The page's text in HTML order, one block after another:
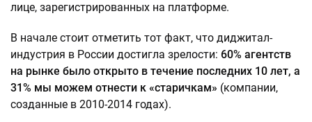
лице, зарегистрированных на платформе.
В начале стоит отметить тот факт, что диджитал-
индустрия в России достигла зрелости: 60% агентств
на рынке было открыто в течение последних 10 лет, а
31% мы можем отнести к «старичкам» (компании,
созданные в 2010-2014 годах).